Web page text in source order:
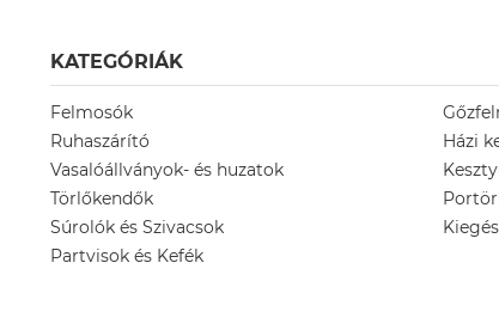
KATEGÓRIÁK
Felmosók
Ruhaszárító
Vasalóállványok- és huzatok
Törlőkendők
Súrolók és Szivacsok
Partvisok és Kefék
Házi